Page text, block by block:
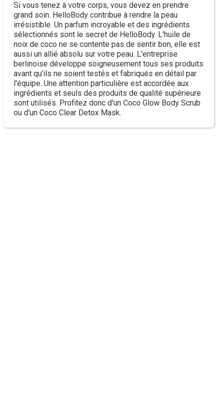
Si vous tenez à votre corps, vous devez en prendre
grand soin. HelloBody contribue à rendre la peau
irrésistible. Un parfum incroyable et des ingrédients
sélectionnés sont le secret de HelloBody. L'huile de
noix de coco ne se contente pas de sentir bon, elle est
aussi un allié absolu sur votre peau. L'entreprise
berlinoise développe soigneusement tous ses produits
avant qu'ils ne soient testés et fabriqués en détail par
l'équipe. Une attention particulière est accordée aux
ingrédients et seuls des produits de qualité supérieure
sont utilisés. Profitez donc d'un Coco Glow Body Scrub
ou d'un Coco Clear Detox Mask.